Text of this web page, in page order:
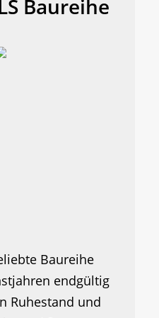
Baureihe
Baureihe
endgültig
Ruhestand und